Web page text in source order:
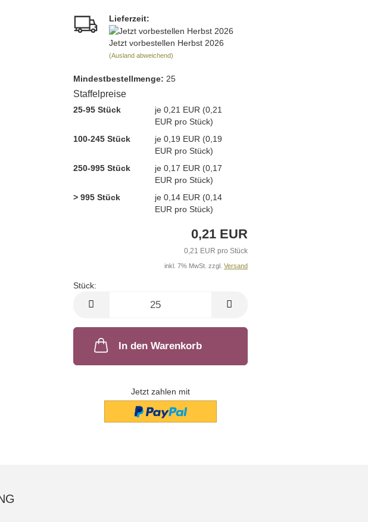
Lieferzeit:
Jetzt vorbestellen Herbst 2026
(Ausland abweichend)
Mindest­bestellmenge: 25
Staffelpreise
25-95 Stück
je 0,21 EUR (0,21
EUR pro Stück)
100-245 Stück
je 0,19 EUR (0,19
EUR pro Stück)
250-995 Stück
je 0,17 EUR (0,17
EUR pro Stück)
> 995 Stück
je 0,14 EUR (0,14
EUR pro Stück)
0,21 EUR
0,21 EUR pro Stück
inkl. 7% MwSt. zzgl. Versand
Stück:
Stück
In den Warenkorb
Jetzt zahlen mit